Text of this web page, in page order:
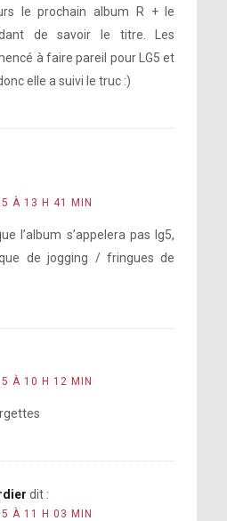
le prochain album R + le
de savoir le titre. Les
à faire pareil pour LG5 et
elle a suivi le truc :)
À 13 H 41 MIN
l’album s’appelera pas lg5,
de jogging / fringues de
À 10 H 12 MIN
dit :
À 11 H 03 MIN